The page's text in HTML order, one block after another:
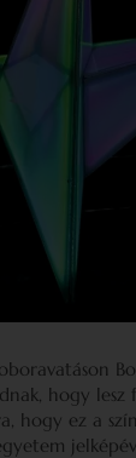
hogy lesz
hogy ez a